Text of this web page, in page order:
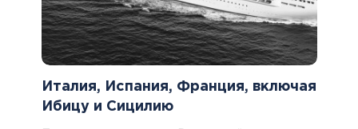
Италия, Испания, Франция, включая
Ибицу и Сицилию